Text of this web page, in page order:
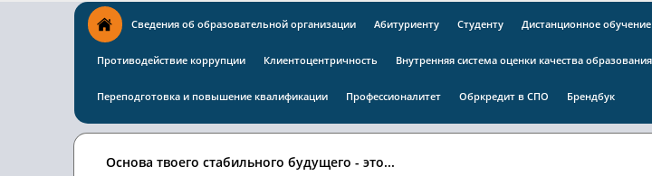
Сведения об образовательной организации Абитуриенту Студенту Дистанционное обучение
Противодействие коррупции Клиентоцентричность Внутренняя система оценки качества образования
Переподготовка и повышение квалификации Профессионалитет Обркредит в СПО Брендбук
Основа твоего стабильного будущего - это...